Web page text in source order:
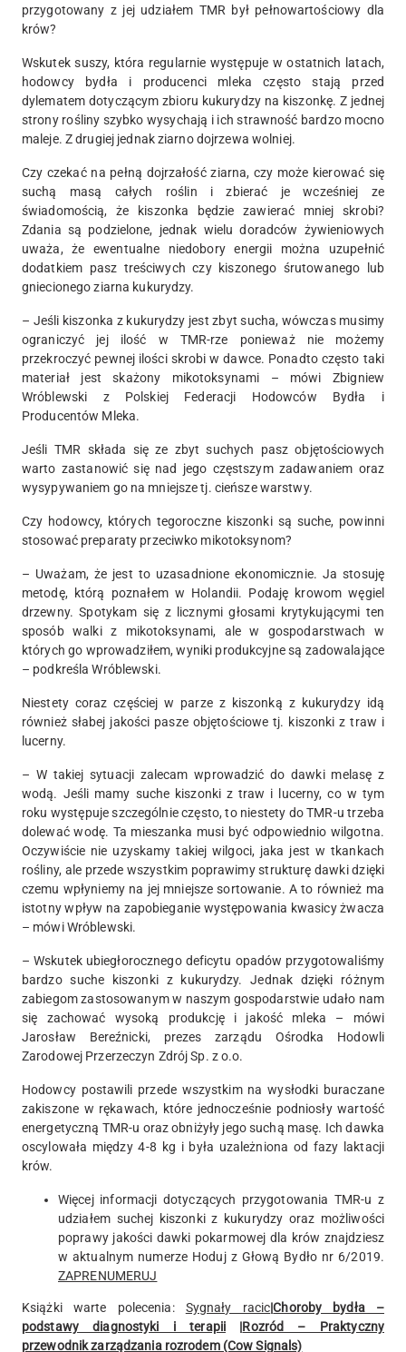
przygotowany z jej udziałem TMR był pełnowartościowy dla
krów?
Wskutek suszy, która regularnie występuje w ostatnich latach,
hodowcy bydła i producenci mleka często stają przed
dylematem dotyczącym zbioru kukurydzy na kiszonkę. Z jednej
strony rośliny szybko wysychają i ich strawność bardzo mocno
maleje. Z drugiej jednak ziarno dojrzewa wolniej.
Czy czekać na pełną dojrzałość ziarna, czy może kierować się
suchą masą całych roślin i zbierać je wcześniej ze
świadomością, że kiszonka będzie zawierać mniej skrobi?
Zdania są podzielone, jednak wielu doradców żywieniowych
uważa, że ewentualne niedobory energii można uzupełnić
dodatkiem pasz treściwych czy kiszonego śrutowanego lub
gniecionego ziarna kukurydzy.
– Jeśli kiszonka z kukurydzy jest zbyt sucha, wówczas musimy
ograniczyć jej ilość w TMR-rze ponieważ nie możemy
przekroczyć pewnej ilości skrobi w dawce. Ponadto często taki
materiał jest skażony mikotoksynami – mówi Zbigniew
Wróblewski z Polskiej Federacji Hodowców Bydła i
Producentów Mleka.
Jeśli TMR składa się ze zbyt suchych pasz objętościowych
warto zastanowić się nad jego częstszym zadawaniem oraz
wysypywaniem go na mniejsze tj. cieńsze warstwy.
Czy hodowcy, których tegoroczne kiszonki są suche, powinni
stosować preparaty przeciwko mikotoksynom?
– Uważam, że jest to uzasadnione ekonomicznie. Ja stosuję
metodę, którą poznałem w Holandii. Podaję krowom węgiel
drzewny. Spotykam się z licznymi głosami krytykującymi ten
sposób walki z mikotoksynami, ale w gospodarstwach w
których go wprowadziłem, wyniki produkcyjne są zadowalające
– podkreśla Wróblewski.
Niestety coraz częściej w parze z kiszonką z kukurydzy idą
również słabej jakości pasze objętościowe tj. kiszonki z traw i
lucerny.
– W takiej sytuacji zalecam wprowadzić do dawki melasę z
wodą. Jeśli mamy suche kiszonki z traw i lucerny, co w tym
roku występuje szczególnie często, to niestety do TMR-u trzeba
dolewać wodę. Ta mieszanka musi być odpowiednio wilgotna.
Oczywiście nie uzyskamy takiej wilgoci, jaka jest w tkankach
rośliny, ale przede wszystkim poprawimy strukturę dawki dzięki
czemu wpłyniemy na jej mniejsze sortowanie. A to również ma
istotny wpływ na zapobieganie występowania kwasicy żwacza
– mówi Wróblewski.
– Wskutek ubiegłorocznego deficytu opadów przygotowaliśmy
bardzo suche kiszonki z kukurydzy. Jednak dzięki różnym
zabiegom zastosowanym w naszym gospodarstwie udało nam
się zachować wysoką produkcję i jakość mleka – mówi
Jarosław Bereźnicki, prezes zarządu Ośrodka Hodowli
Zarodowej Przerzeczyn Zdrój Sp. z o.o.
Hodowcy postawili przede wszystkim na wysłodki buraczane
zakiszone w rękawach, które jednocześnie podniosły wartość
energetyczną TMR-u oraz obniżyły jego suchą masę. Ich dawka
oscylowała między 4-8 kg i była uzależniona od fazy laktacji
krów.
Więcej informacji dotyczących przygotowania TMR-u z
udziałem suchej kiszonki z kukurydzy oraz możliwości
poprawy jakości dawki pokarmowej dla krów znajdziesz
w aktualnym numerze Hoduj z Głową Bydło nr 6/2019.
ZAPRENUMERUJ
Książki warte polecenia: Sygnały racic|Choroby bydła –
podstawy diagnostyki i terapii |Rozród – Praktyczny
przewodnik zarządzania rozrodem (Cow Signals)